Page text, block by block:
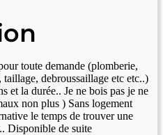
toute demande (plomberie,
debroussaillage etc etc..)
et la durée.. Je ne bois pas je ne
non plus ) Sans logement
le temps de trouver une
Disponible de suite